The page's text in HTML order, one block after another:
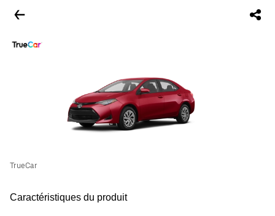
TrueCar
Caractéristiques du produit